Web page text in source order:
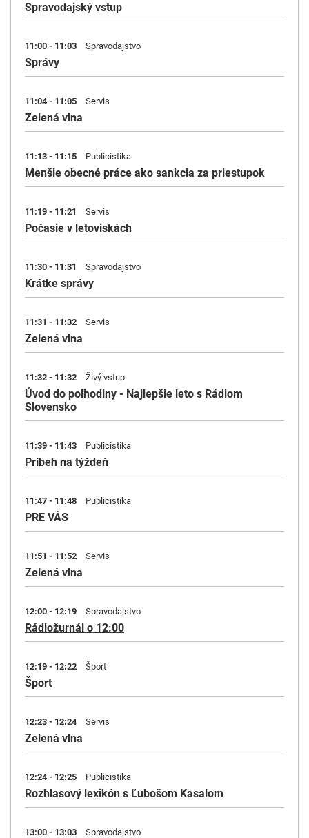
Spravodajský vstup
11:00 - 11:03 Spravodajstvo
Správy
11:04 - 11:05 Servis
Zelená vlna
11:13 - 11:15 Publicistika
Menšie obecné práce ako sankcia za priestupok
11:19 - 11:21 Servis
Počasie v letoviskách
11:30 - 11:31 Spravodajstvo
Krátke správy
11:31 - 11:32 Servis
Zelená vlna
11:32 - 11:32 Živý vstup
Úvod do polhodiny - Najlepšie leto s Rádiom
Slovensko
11:39 - 11:43 Publicistika
Príbeh na týždeň
11:47 - 11:48 Publicistika
PRE VÁS
11:51 - 11:52 Servis
Zelená vlna
12:00 - 12:19 Spravodajstvo
Rádiožurnál o 12:00
12:19 - 12:22 Šport
Šport
12:23 - 12:24 Servis
Zelená vlna
12:24 - 12:25 Publicistika
Rozhlasový lexikón s Ľubošom Kasalom
13:00 - 13:03 Spravodajstvo